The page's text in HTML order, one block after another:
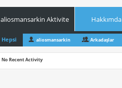
aliosmansarkin Aktivite Hakkımda
Hepsi aliosmansarkin Arkadaşlar
No Recent Activity